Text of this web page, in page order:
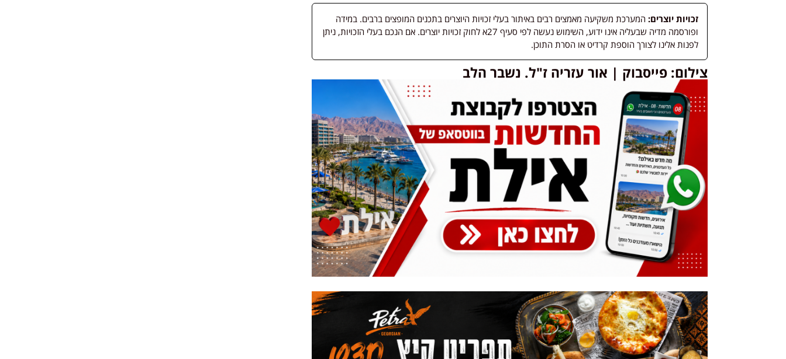
זכויות יוצרים: המערכת משקיעה מאמצים רבים באיתור בעלי זכויות היוצרים בתכנים המופצים ברבים. במידה
ופורסמה מדיה שבעליה אינו ידוע, השימוש נעשה לפי סעיף 27א לחוק זכויות יוצרים. אם הנכם בעלי הזכויות, ניתן
לפנות אלינו לצורך הוספת קרדיט או הסרת התוכן.
צילום: פייסבוק | אור עזריה ז"ל. נשבר הלב